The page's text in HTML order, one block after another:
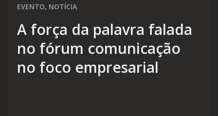
EVENTO, NOTÍCIA
A força da palavra falada
no fórum comunicação
no foco empresarial